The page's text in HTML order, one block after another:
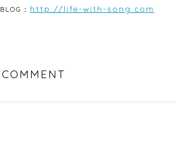
BLOG： http://life-with-song.com
COMMENT